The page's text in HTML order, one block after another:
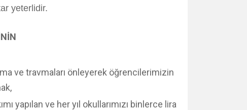
yeterlidir.
ve travmaları önleyerek öğrencilerimizin
yapılan ve her yıl okullarımızı binlerce lira